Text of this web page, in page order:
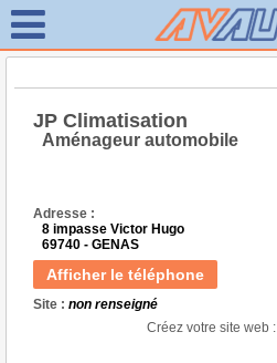
JP Climatisation
Aménageur automobile
Adresse :
8 impasse Victor Hugo
69740 - GENAS
Afficher le téléphone
Site : non renseigné
Créez votre site web :